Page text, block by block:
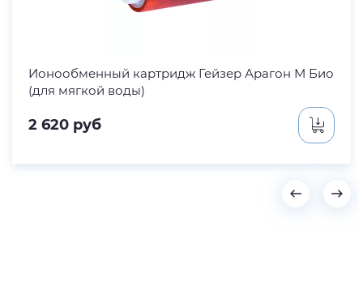
Ионообменный картридж Гейзер Арагон М Био
(для мягкой воды)
2 620 руб